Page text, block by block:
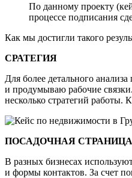
По данному проекту
процессе подписания
Как мы достигли такого
СРАТЕГИЯ
Для более детального
и продумываю рабочие
несколько стратегий
ПОСАДОЧНАЯ СТРАНИЦА
В разных бизнесах
и формы контактов. За счет